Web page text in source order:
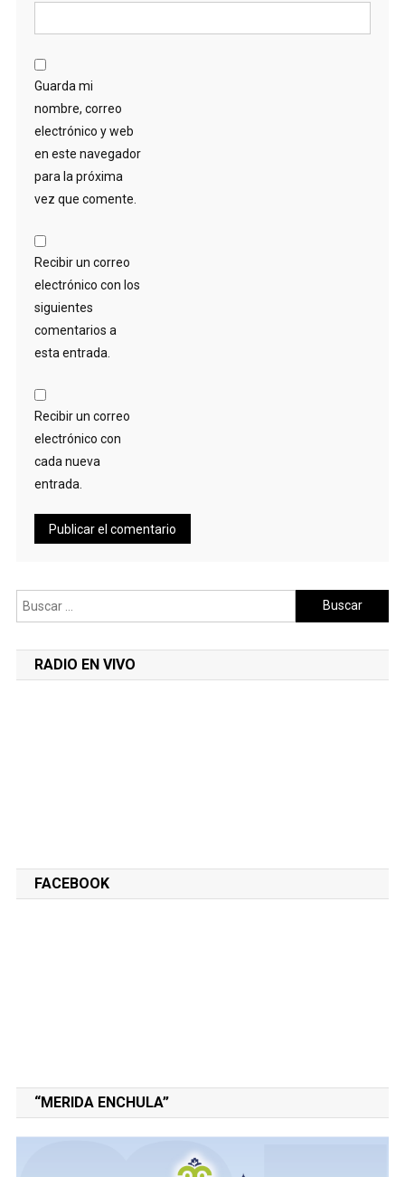
Guarda mi
nombre, correo
electrónico y web
en este navegador
para la próxima
vez que comente.
Recibir un correo
electrónico con los
siguientes
comentarios a
esta entrada.
Recibir un correo
electrónico con
cada nueva
entrada.
Buscar:
RADIO EN VIVO
FACEBOOK
“MERIDA ENCHULA”